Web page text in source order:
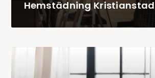
Hemstädning Kristianstad